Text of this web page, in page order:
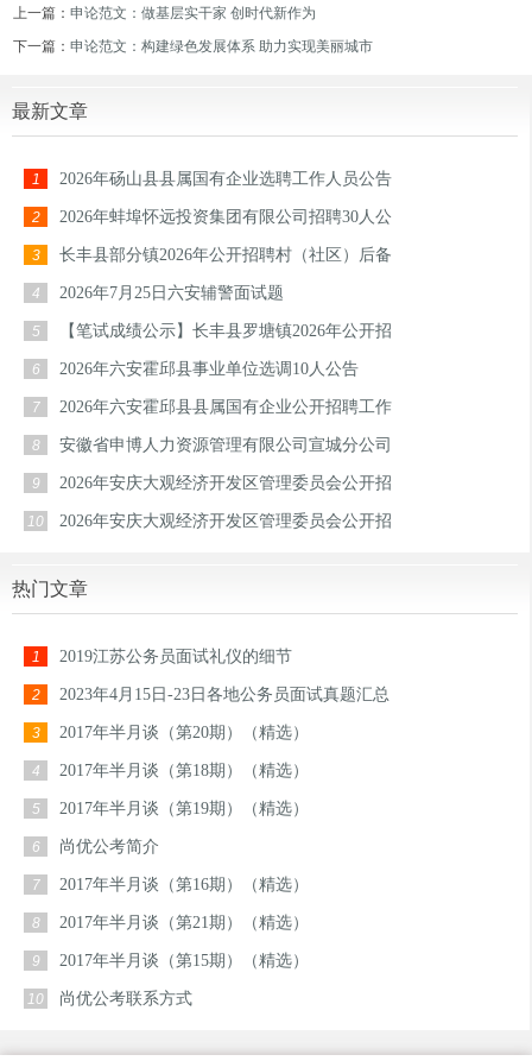
上一篇：申论范文：做基层实干家 创时代新作为
下一篇：申论范文：构建绿色发展体系 助力实现美丽城市
最新文章
1 2026年砀山县县属国有企业选聘工作人员公告
2 2026年蚌埠怀远投资集团有限公司招聘30人公
3 长丰县部分镇2026年公开招聘村（社区）后备
4 2026年7月25日六安辅警面试题
5 【笔试成绩公示】长丰县罗塘镇2026年公开招
6 2026年六安霍邱县事业单位选调10人公告
7 2026年六安霍邱县县属国有企业公开招聘工作
8 安徽省申博人力资源管理有限公司宣城分公司
9 2026年安庆大观经济开发区管理委员会公开招
10 2026年安庆大观经济开发区管理委员会公开招
热门文章
1 2019江苏公务员面试礼仪的细节
2 2023年4月15日-23日各地公务员面试真题汇总
3 2017年半月谈（第20期）（精选）
4 2017年半月谈（第18期）（精选）
5 2017年半月谈（第19期）（精选）
6 尚优公考简介
7 2017年半月谈（第16期）（精选）
8 2017年半月谈（第21期）（精选）
9 2017年半月谈（第15期）（精选）
10 尚优公考联系方式